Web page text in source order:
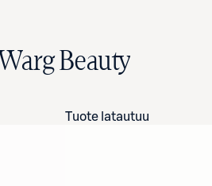
Beauty
Tuote latautuu